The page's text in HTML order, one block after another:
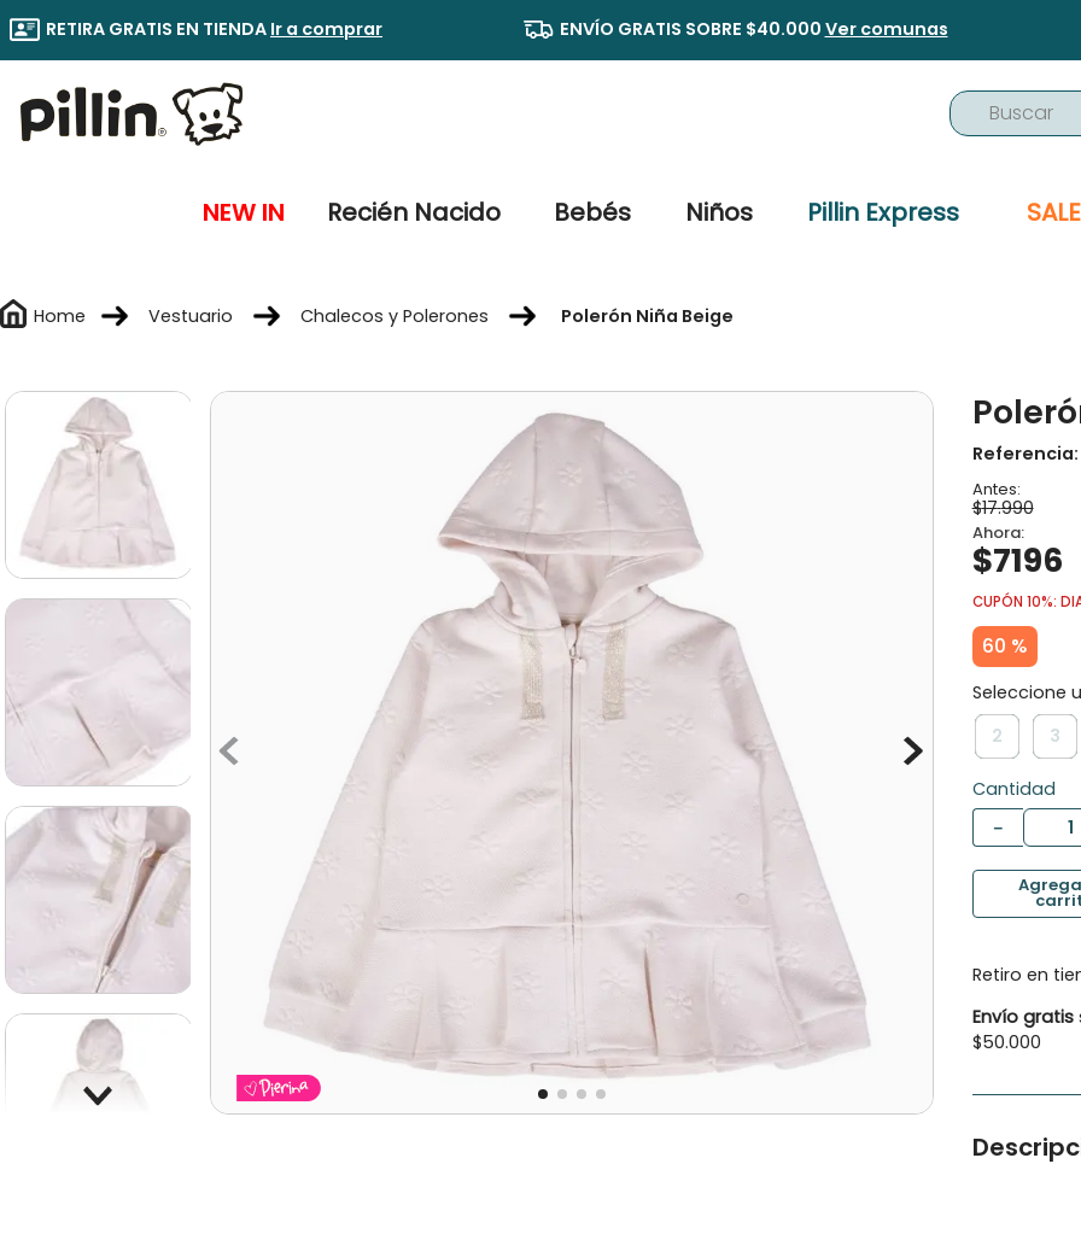
RETIRA GRATIS EN TIENDA Ir a comprar ENVÍO GRATIS SOBRE $40.000 Ver comunas
Buscar
NEW IN Recién Nacido Bebés Niños Pillin Express
Vestuario Chalecos y Polerones Polerón Niña Beige
Referencia:
$17.990
$7196
CUPÓN 10%:
60 %
2 3
Cantidad
－
Retiro en
Envío gratis
$50.000
1
buzo
4.
poleron
6
vestidos
gorro
9.
panty
calcetines